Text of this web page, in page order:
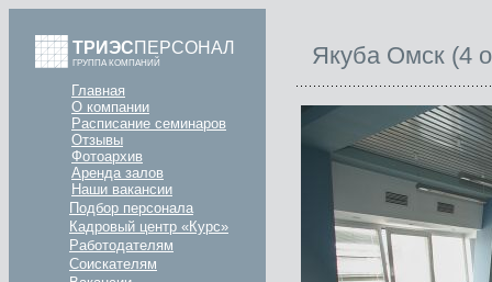
ТРИЭСПЕРСОНАЛ
ГРУППА КОМПАНИЙ
Главная
О компании
Расписание семинаров
Отзывы
Фотоархив
Аренда залов
Наши вакансии
Подбор персонала
Кадровый центр «Курс»
Работодателям
Соискателям
Якуба Омск (4